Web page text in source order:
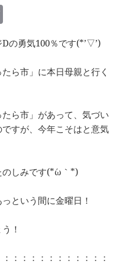
o
p
y
n
k
の勇気100％です(*’▽’)
ら市」に本日母親と行く
ら市」があって、気づい
すが、今年こそはと意気
しみです(*´ω｀*)
という間に金曜日！
！
：：：：：：：：：：：